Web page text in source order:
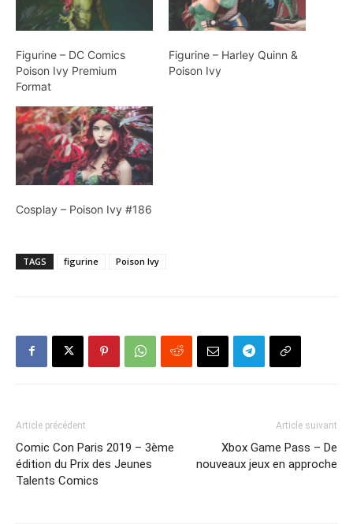
Figurine – DC Comics
Poison Ivy Premium
Format
Figurine – Harley Quinn &
Poison Ivy
Cosplay – Poison Ivy #186
TAGS figurine Poison Ivy
Article précédent
Comic Con Paris 2019 – 3ème
édition du Prix des Jeunes
Talents Comics
Article suivant
Xbox Game Pass – De
nouveaux jeux en approche